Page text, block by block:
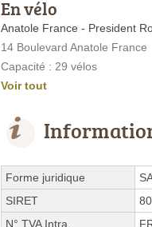
En vélo
Anatole France - President
14 Boulevard Anatole France
Capacité : 29 vélos
Voir tout
Forme juridique
SIRET
N° TVA Intra.